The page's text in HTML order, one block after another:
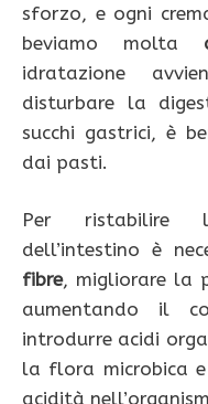
sforzo, e ogni
beviamo molta
idratazione
disturbare la
succhi gastrici, è
dai pasti.
Per ristabilire
dell’intestino è
fibre, migliorare la
aumentando il
introdurre acidi
la flora microbica
acidità